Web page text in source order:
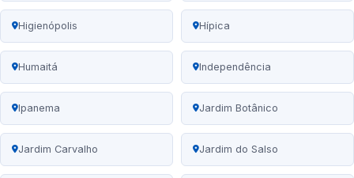
Higienópolis Hípica
Humaitá Independência
Ipanema Jardim Botânico
Jardim Carvalho Jardim do Salso